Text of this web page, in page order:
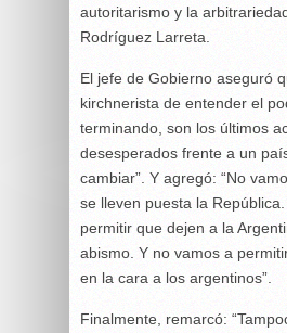
autoritarismo y la
Rodríguez Larreta.
El jefe de Gobierno aseguró
kirchnerista de entender el
terminando, son los últimos
desesperados frente a un
cambiar”. Y agregó: “No
se lleven puesta la
permitir que dejen a la
abismo. Y no vamos a
en la cara a los argentinos”.
Finalmente, remarcó: